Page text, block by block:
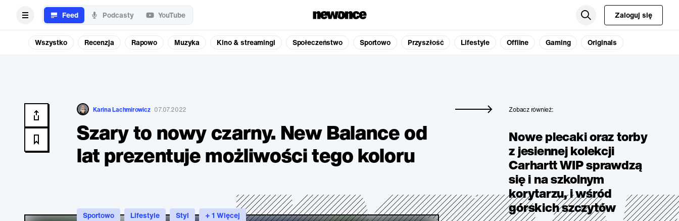
Feed Podcasty YouTube Zaloguj się
Wszystko Recenzja Rapowo Muzyka Kino & streamingi Społeczeństwo Sportowo Przyszłość Lifestyle Offline Gaming Originals
Karina Lachmirowicz 07.07.2022
Szary to nowy czarny. New Balance od
lat prezentuje możliwości tego koloru
Zobacz również:
Nowe plecaki oraz torby
z jesiennej kolekcji
Carhartt WIP sprawdzą
się i na szkolnym
korytarzu, i wśród
górskich szczytów
Sportowo Lifestyle Styl + 1 Więcej